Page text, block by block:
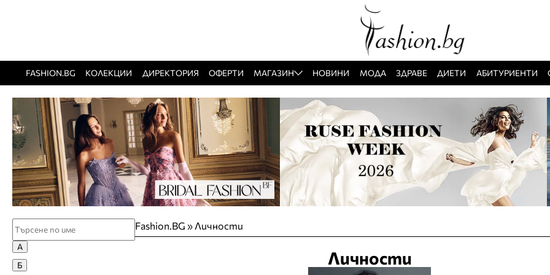
FASHION.BG КОЛЕКЦИИ ДИРЕКТОРИЯ ОФЕРТИ МАГАЗИН НОВИНИ МОДА ЗДРАВЕ ДИЕТИ АБИТУРИЕНТИ
Fashion.BG » Личности
Личности
А
Азис
А
Б